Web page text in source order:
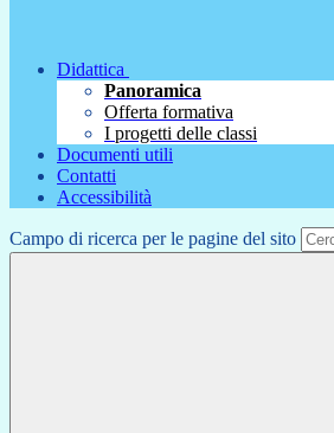
Didattica
Panoramica
Offerta formativa
I progetti delle classi
Documenti utili
Contatti
Accessibilità
Campo di ricerca per le pagine del sito